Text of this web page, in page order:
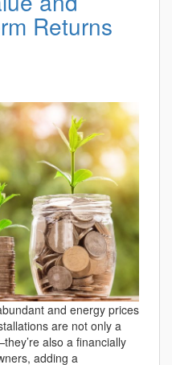
Returns
and energy prices
are not only a
also a financially
adding a